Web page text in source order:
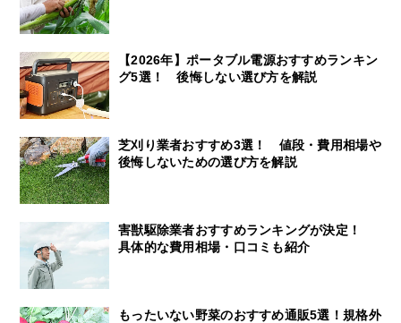
【2026年】ポータブル電源おすすめランキン
グ5選！ 後悔しない選び方を解説
芝刈り業者おすすめ3選！ 値段・費用相場や
後悔しないための選び方を解説
害獣駆除業者おすすめランキングが決定！
具体的な費用相場・口コミも紹介
もったいない野菜のおすすめ通販5選！規格外